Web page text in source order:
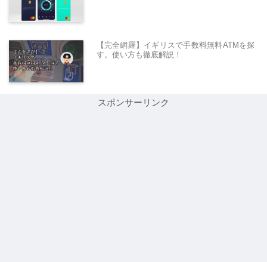
【完全網羅】イギリスで手数料無料ATMを探
す。使い方も徹底解説！
スポンサーリンク